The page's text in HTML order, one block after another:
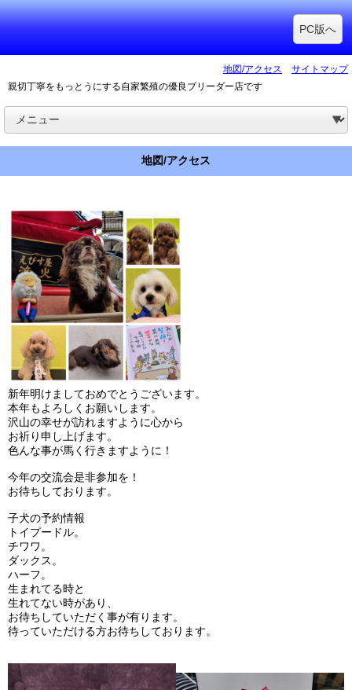
PC版へ
地図/アクセス
サイトマップ
親切丁寧をもっとうにする自家繁殖の優良ブリーダー店です
地図/アクセス
新年明けましておめでとうございます。
本年もよろしくお願いします。
沢山の幸せが訪れますように心から
お祈り申し上げます。
色んな事が馬く行きますように！
今年の交流会是非参加を！
お待ちしております。
子犬の予約情報
トイプードル。
チワワ。
ダックス。
ハーフ。
生まれてる時と
生れてない時があり、
お待ちしていただく事が有ります。
待っていただける方お待ちしております。